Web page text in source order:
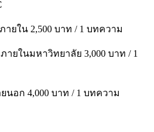
ยใน 2,500 บาท / 1 บทความ
ยในมหาวิทยาลัย 3,000 บาท / 1
อก 4,000 บาท / 1 บทความ